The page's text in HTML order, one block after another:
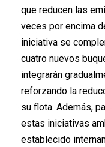
que reducen las
veces por encima
iniciativa se
cuatro nuevos
integrarán
reforzando la
su flota. Además,
estas iniciativas
establecido